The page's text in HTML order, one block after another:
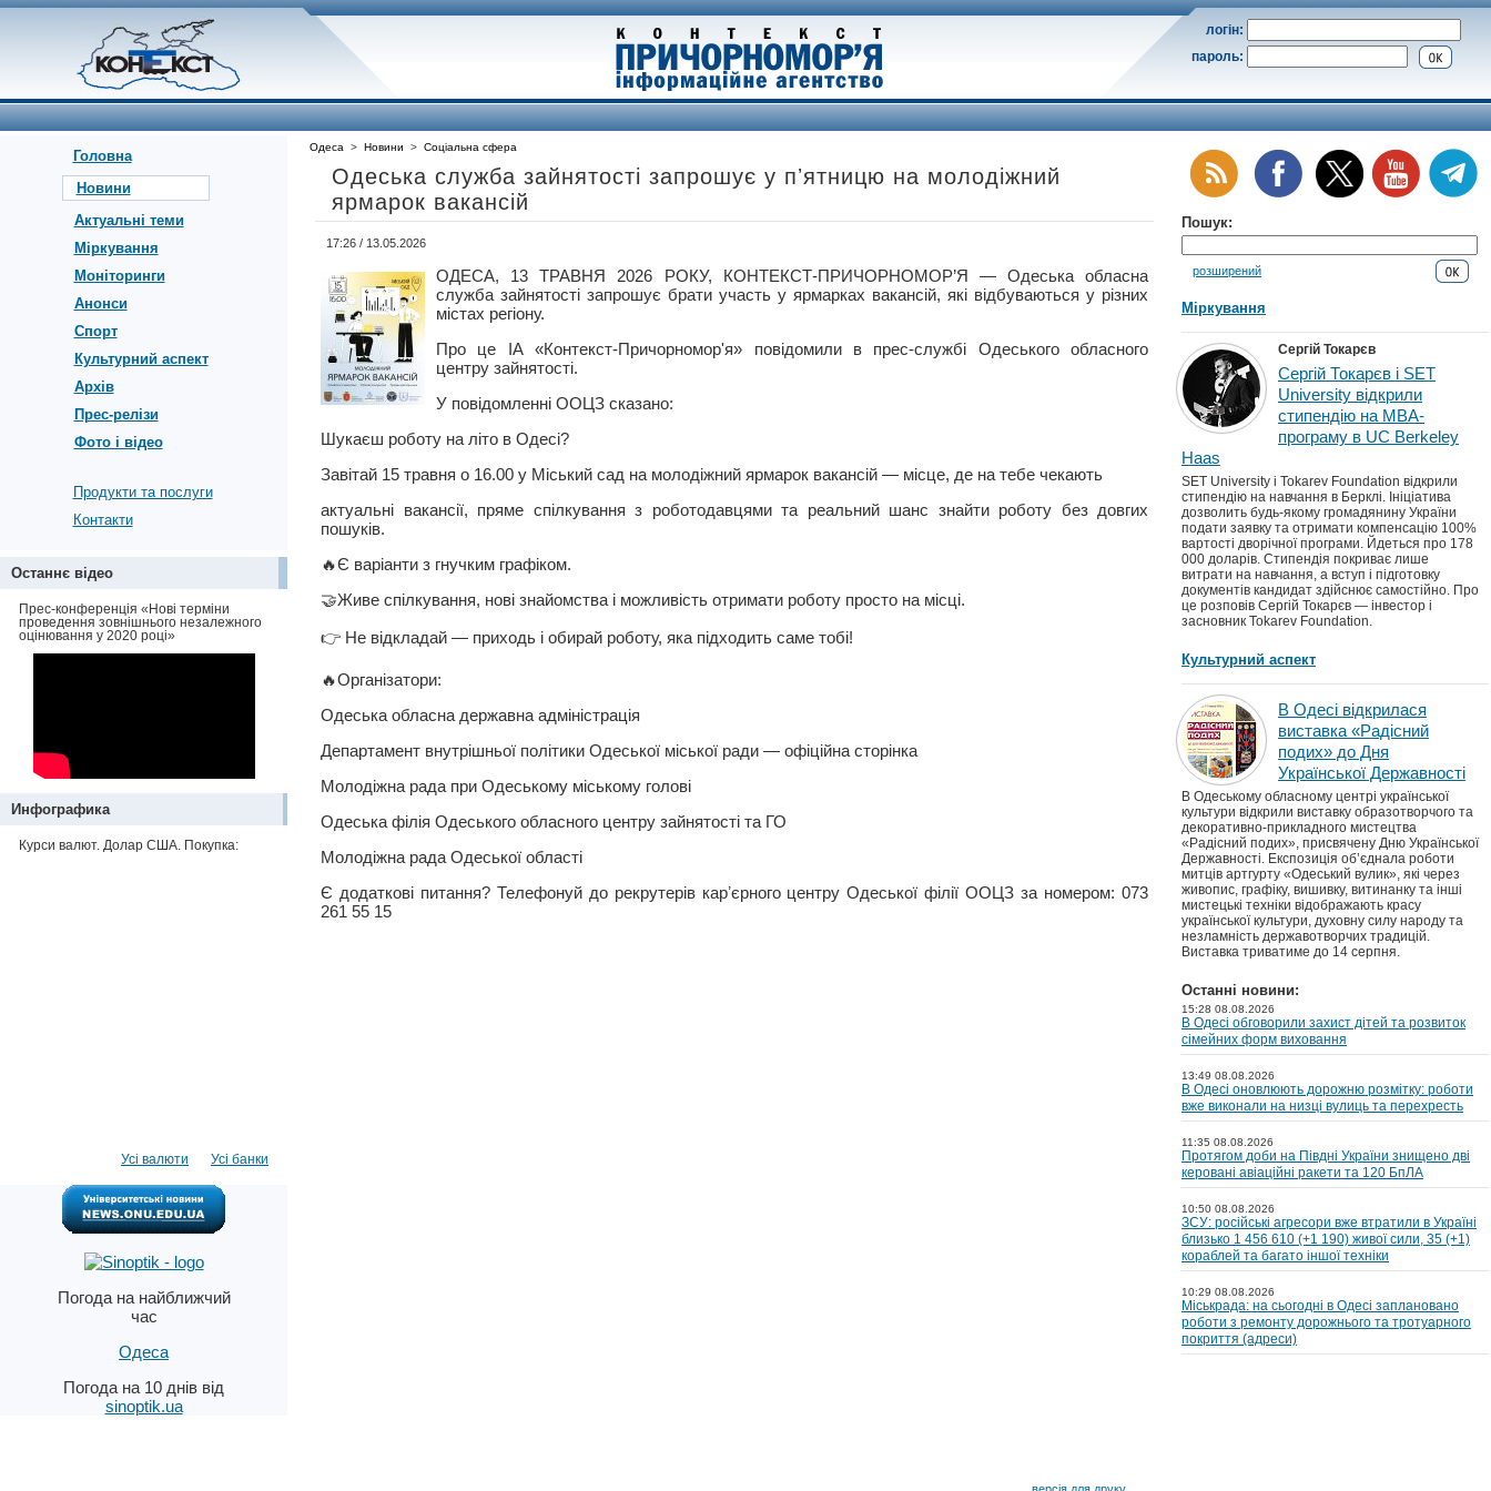
логін:
пароль:
Головна
Новини
Актуальні теми
Міркування
Моніторинги
Анонси
Спорт
Культурний аспект
Архів
Прес-релізи
Фото і відео
Продукти та послуги
Контакти
Останнє відео
Прес-конференція «Нові терміни
проведення зовнішнього незалежного
оцінювання у 2020 році»
Инфографика
Курси валют. Долар США. Покупка:
Усі банки
Усі валюти
Погода на найближчий
час
Одеса
Погода на 10 днів від
sinoptik.ua
Одеса > Новини > Соціальна сфера
Одеська служба зайнятості запрошує у пʼятницю на молодіжний
ярмарок вакансій
17:26 / 13.05.2026
ОДЕСА, 13 ТРАВНЯ 2026 РОКУ, КОНТЕКСТ-ПРИЧОРНОМОР’Я — Одеська обласна
служба зайнятості запрошує брати участь у ярмарках вакансій, які відбуваються у різних
містах регіону.
Про це ІА «Контекст-Причорномор'я» повідомили в прес-службі Одеського обласного
центру зайнятості.
У повідомленні ООЦЗ сказано:
Шукаєш роботу на літо в Одесі?
Завітай 15 травня о 16.00 у Міський сад на молодіжний ярмарок вакансій — місце, де на тебе чекають
актуальні вакансії, пряме спілкування з роботодавцями та реальний шанс знайти роботу без довгих
пошуків.
🔥Є варіанти з гнучким графіком.
🤝Живе спілкування, нові знайомства і можливість отримати роботу просто на місці.
👉 Не відкладай — приходь і обирай роботу, яка підходить саме тобі!
🔥Організатори:
Одеська обласна державна адміністрація
Департамент внутрішньої політики Одеської міської ради — офіційна сторінка
Молодіжна рада при Одеському міському голові
Одеська філія Одеського обласного центру зайнятості та ГО
Молодіжна рада Одеської області
Є додаткові питання? Телефонуй до рекрутерів карʼєрного центру Одеської філії ООЦЗ за номером: 073
261 55 15
Пошук:
розширений
Міркування
Сергій Токарєв
Сергій Токарєв і SET
University відкрили
стипендію на MBA-
програму в UC Berkeley
Haas
SET University і Tokarev Foundation відкрили
стипендію на навчання в Берклі. Ініціатива
дозволить будь-якому громадянину України
подати заявку та отримати компенсацію 100%
вартості дворічної програми. Йдеться про 178
000 доларів. Стипендія покриває лише
витрати на навчання, а вступ і підготовку
документів кандидат здійснює самостійно. Про
це розповів Сергій Токарєв — інвестор і
засновник Tokarev Foundation.
Культурний аспект
В Одесі відкрилася
виставка «Радісний
подих» до Дня
Української Державності
В Одеському обласному центрі української
культури відкрили виставку образотворчого та
декоративно-прикладного мистецтва
«Радісний подих», присвячену Дню Української
Державності. Експозиція об’єднала роботи
митців артгурту «Одеський вулик», які через
живопис, графіку, вишивку, витинанку та інші
мистецькі техніки відображають красу
української культури, духовну силу народу та
незламність державотворчих традицій.
Виставка триватиме до 14 серпня.
Останні новини:
15:28 08.08.2026
В Одесі обговорили захист дітей та розвиток
сімейних форм виховання
13:49 08.08.2026
В Одесі оновлюють дорожню розмітку: роботи
вже виконали на низці вулиць та перехресть
11:35 08.08.2026
Протягом доби на Півдні України знищено дві
керовані авіаційні ракети та 120 БпЛА
10:50 08.08.2026
ЗСУ: російські агресори вже втратили в Україні
близько 1 456 610 (+1 190) живої сили, 35 (+1)
кораблей та багато іншої техніки
10:29 08.08.2026
Міськрада: на cьогодні в Одесі заплановано
роботи з ремонту дорожнього та тротуарного
покриття (адреси)